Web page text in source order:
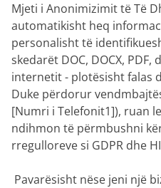
Mjeti i Anonimizimit të Të
automatikisht heq
personalisht të
skedarët DOC, DOCX,
internetit - plotësisht falas
Duke përdorur
[Numri i Telefonit1]), ruan
ndihmon të përmbushni
rregulloreve si GDPR dhe
Pavarësisht nëse jeni një